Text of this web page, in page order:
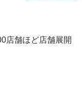
店舗ほど店舗展開